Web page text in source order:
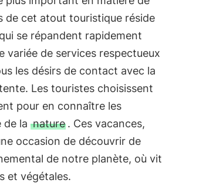
de cet atout touristique réside
se répandent rapidement
de services respectueux
les désirs de contact avec la
Les touristes choisissent
pour en connaître les
de la nature . Ces vacances,
occasion de découvrir de
de notre planète, où vit
et végétales.